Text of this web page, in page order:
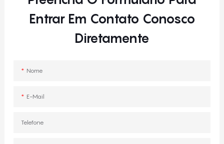
Entrar Em Contato Conosco
Diretamente
Nome
E-Mail
Telefone